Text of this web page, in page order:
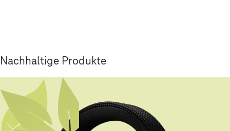
Nachhaltige Produkte